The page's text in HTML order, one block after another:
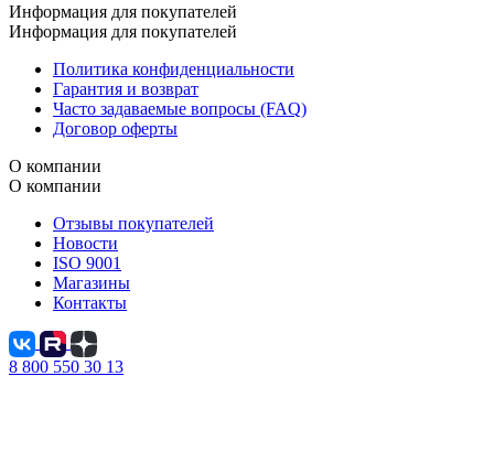
Информация для покупателей
Информация для покупателей
Политика конфиденциальности
Гарантия и возврат
Часто задаваемые вопросы (FAQ)
Договор оферты
О компании
О компании
Отзывы покупателей
Новости
ISO 9001
Магазины
Контакты
8 800 550 30 13